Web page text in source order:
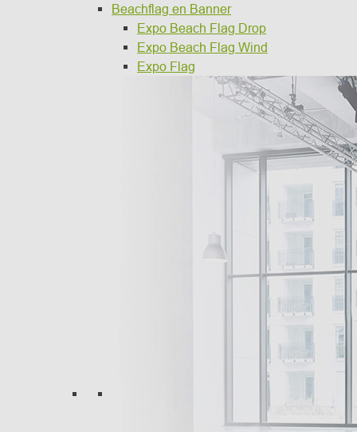
Beachflag en Banner
Expo Beach Flag Drop
Expo Beach Flag Wind
Expo Flag